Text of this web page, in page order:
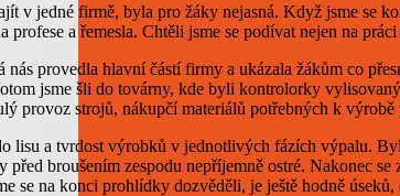
v jedné firmě, byla pro žáky nejasná. Když jsme se
a řemesla. Chtěli jsme se podívat nejen na
provedla hlavní částí firmy a ukázala žákům co
jsme šli do továrny, kde byli kontrolorky
provoz strojů, nákupčí materiálů potřebných k
lisu a tvrdost výrobků v jednotlivých fázích výpalu.
broušením zespodu nepříjemně ostré. Nakonec
se na konci prohlídky dozvěděli, je ještě hodně